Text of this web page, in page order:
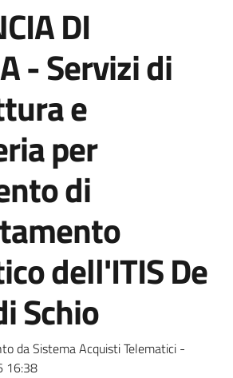
DI
- Servizi di
e
per
di
dell'ITIS De
Schio
da Sistema Acquisti Telematici -
16:38